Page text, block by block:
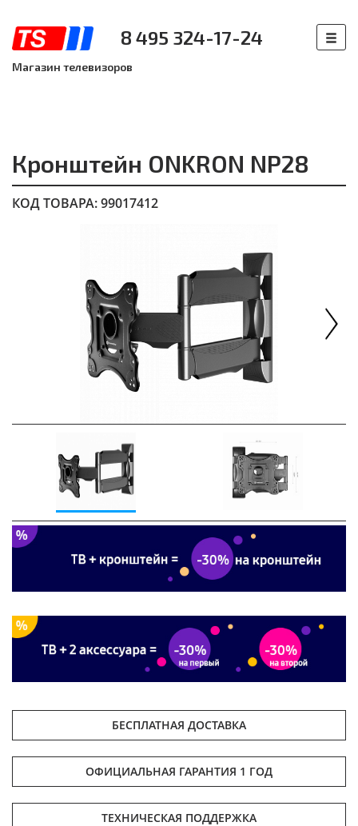
8 495 324-17-24
Магазин телевизоров
Кронштейн ONKRON NP28
КОД ТОВАРА: 99017412
БЕСПЛАТНАЯ ДОСТАВКА
ОФИЦИАЛЬНАЯ ГАРАНТИЯ 1 ГОД
ТЕХНИЧЕСКАЯ ПОДДЕРЖКА